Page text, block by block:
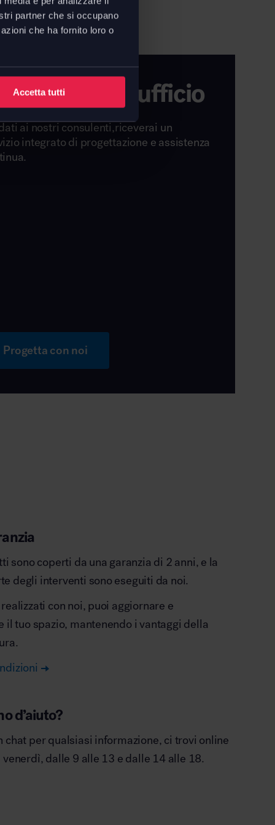
partner che si occupano
che ha fornito loro o
Accetta tutti il tuo ufficio
ai nostri consulenti,riceverai un
integrato di progettazione e assistenza
Progetta con noi
sono coperti da una garanzia di 2 anni, e la
degli interventi sono eseguiti da noi.
con noi, puoi aggiornare e
il tuo spazio, mantenendo i vantaggi della
d’aiuto?
chat per qualsiasi informazione, ci trovi online
dalle 9 alle 13 e dalle 14 alle 18.